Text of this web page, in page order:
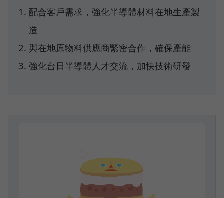
配合客戶需求，強化半導體材料在地生產製
造
與在地原物料供應商緊密合作，確保產能
強化台日半導體人才交流，加快技術研發